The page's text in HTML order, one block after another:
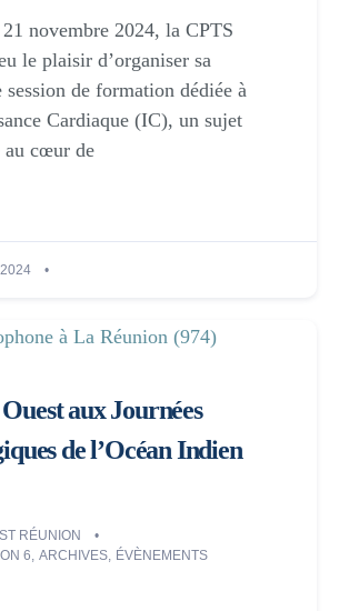
novembre 2024, la CPTS
le plaisir d’organiser sa
session de formation dédiée à
Cardiaque (IC), un sujet
au cœur de
aux Journées
de l’Océan Indien
RÉUNION
6 ARCHIVES ÉVÈNEMENTS